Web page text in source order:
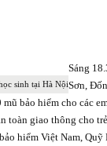
sinh tại Hà Nội
Sáng
Sơn,
bảo hiểm cho các
toàn giao thông cho
hiểm Việt Nam,